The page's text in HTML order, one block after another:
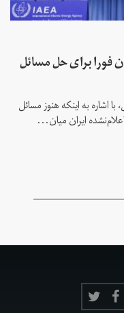
برای حل مسائل
اشاره به اینکه هنوز مسائل
ایران میان...